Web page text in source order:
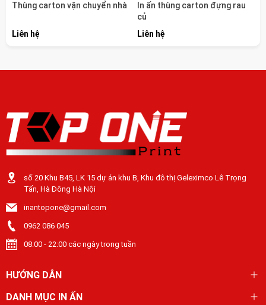
Thùng carton vận chuyển nhà
Liên hệ
In ấn thùng carton đựng rau
củ
Liên hệ
số 20 Khu B45, LK 15 dự án khu B, Khu đô thị Geleximco Lê Trọng
Tấn, Hà Đông Hà Nội
inantopone@gmail.com
0962 086 045
08:00 - 22:00 các ngày trong tuần
HƯỚNG DẪN
DANH MỤC IN ẤN